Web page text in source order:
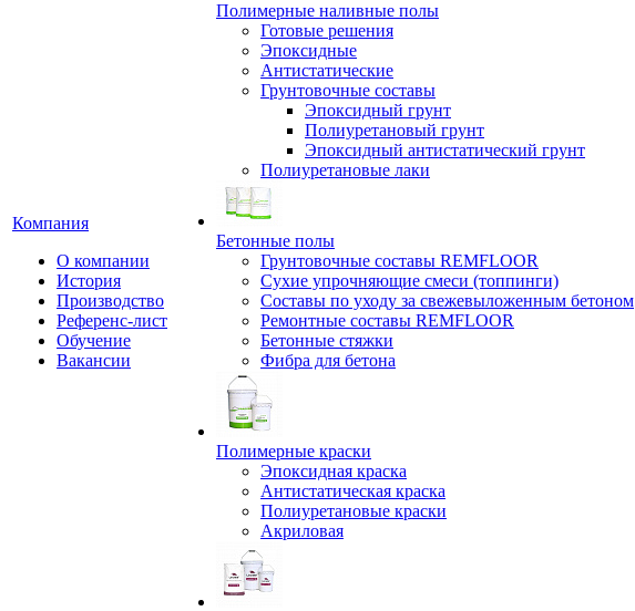
Компания
О компании
История
Производство
Референс-лист
Обучение
Вакансии
Полимерные наливные полы
Готовые решения
Эпоксидные
Антистатические
Грунтовочные составы
Эпоксидный грунт
Полиуретановый грунт
Эпоксидный антистатический грунт
Полиуретановые лаки
Бетонные полы
Грунтовочные составы REMFLOOR
Сухие упрочняющие смеси (топпинги)
Составы по уходу за свежевыложенным бетоном
Ремонтные составы REMFLOOR
Бетонные стяжки
Фибра для бетона
Полимерные краски
Эпоксидная краска
Антистатическая краска
Полиуретановые краски
Акриловая